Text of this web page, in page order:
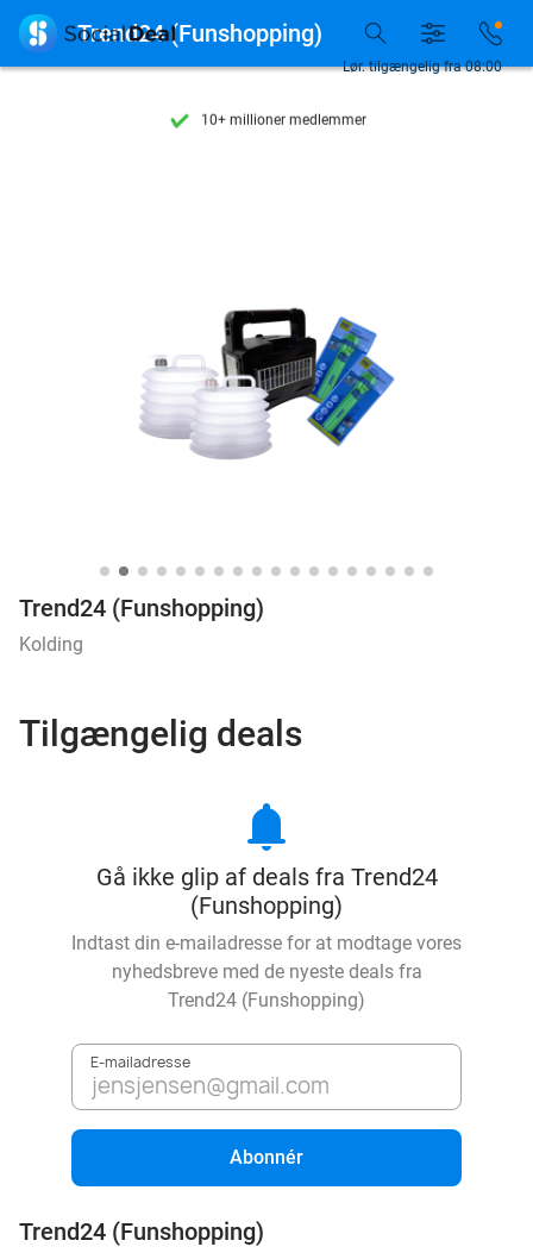
Tilgængelig 7 dage om ugenLør. tilgængelig fra 08:00
 Trend24 (Funshopping)
Trend24 (Funshopping)
Kolding
Tilgængelig deals
notifications
Gå ikke glip af deals fra Trend24
(Funshopping)
Indtast din e-mailadresse for at modtage vores
nyhedsbreve med de nyeste deals fra
Trend24 (Funshopping)
E-mailadresse
Abonnér
Trend24 (Funshopping)